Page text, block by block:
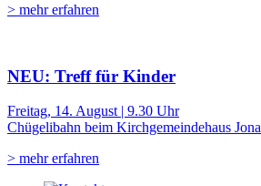
> mehr erfahren
NEU: Treff für Kinder
Freitag, 14. August | 9.30 Uhr
Chügelibahn beim Kirchgemeindehaus Jona
> mehr erfahren